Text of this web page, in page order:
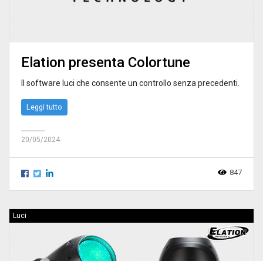
Elation presenta Colortune
Il software luci che consente un controllo senza precedenti.
Leggi tutto
20/05/2024
847
Luci